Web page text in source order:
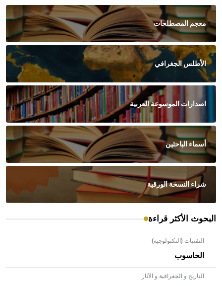
معجم المصطلحات
الأطلس الجغرافي
اصدارات الموسوعة العربية
أسماء الباحثين
شراء النسخة الورقية
البحوث الأكثر قراءة
التقنيات (التكنولوجية)
الحاسوب
التاريخ و الجغرافية و الآثار